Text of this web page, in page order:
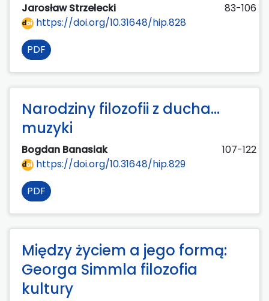
Jarosław Strzelecki
83-106
https://doi.org/10.31648/hip.828
PDF
Narodziny filozofii z ducha...
muzyki
Bogdan Banasiak
107-122
https://doi.org/10.31648/hip.829
PDF
Między życiem a jego formą:
Georga Simmla filozofia
kultury